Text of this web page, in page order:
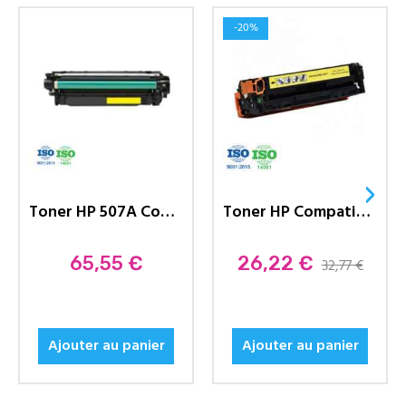
Toner HP 507A Compatible CE402A...
Prix
65,55 €
Ajouter au panier
Toner HP Compatible 131A...
Prix
26,22 € 32,77 €
Ajouter au panier
-20%
›